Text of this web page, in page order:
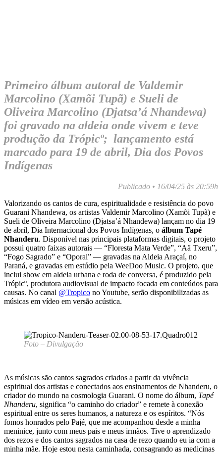
Primeiro álbum autoral de Valdemir
Marcolino (Xamõi Tupã) e Sueli de
Oliveira Marcolino (Djatsa’á Nhandewa)
foi gravado na aldeia onde vivem e teve
produção da Trópicº; lançamento está
marcado para 19 de abril, Dia dos Povos
Indígenas
Publicado • 16/04/25 às 20:59h
Valorizando os cantos de cura, espiritualidade e resistência do povo
Guarani Nhandewa, os artistas Valdemir Marcolino (Xamõi Tupã) e
Sueli de Oliveira Marcolino (Djatsa’á Nhandewa) lançam no dia 19
de abril, Dia Internacional dos Povos Indígenas, o álbum Tapé
Nhanderu. Disponível nas principais plataformas digitais, o projeto
possui quatro faixas autorais — “Floresta Mata Verde”, “Aã Txeru”,
“Fogo Sagrado” e “Oporai” — gravadas na Aldeia Araçaí, no
Paraná, e gravadas em estúdio pela WeeDoo Music. O projeto, que
inclui show em aldeia urbana e roda de conversa, é produzido pela
Trópicº, produtora audiovisual de impacto focada em conteúdos para
causas. No canal @Tropico no Youtube, serão disponibilizadas as
músicas em vídeo em versão acústica.
Foto – Divulgação
As músicas são cantos sagrados criados a partir da vivência
espiritual dos artistas e conectados aos ensinamentos de Nhanderu, o
criador do mundo na cosmologia Guarani. O nome do álbum, Tapé
Nhanderu, significa “o caminho do criador” e remete à conexão
espiritual entre os seres humanos, a natureza e os espíritos. “Nós
fomos honrados pelo Pajé, que me acompanhou desde a minha
meninice, junto com meus pais e meus irmãos. Tive o aprendizado
dos rezos e dos cantos sagrados na casa de rezo quando eu ia com a
minha mãe. Hoje estou nesta caminhada, consagrando as medicinas